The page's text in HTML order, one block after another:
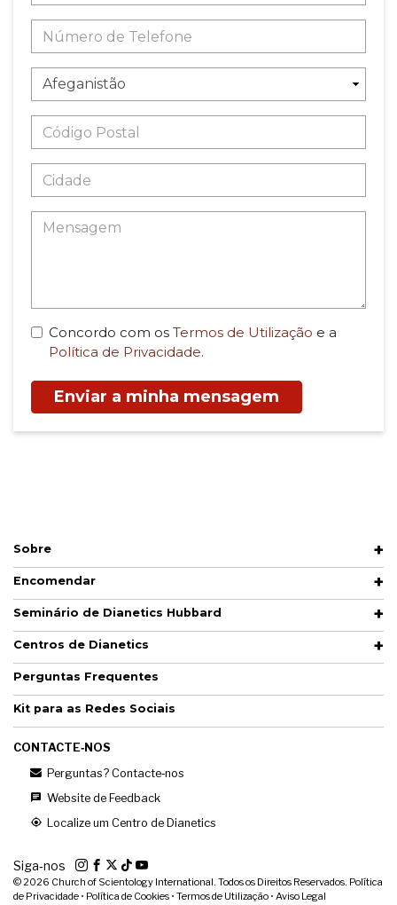
Concordo com os Termos de Utilização e a
Política de Privacidade.
Enviar a minha mensagem
Sobre
Encomendar
Seminário de Dianetics Hubbard
Centros de Dianetics
Perguntas Frequentes
Kit para as Redes Sociais
CONTACTE‑NOS
Perguntas? Contacte‑nos
Website de Feedback
Localize um Centro de Dianetics
Siga‑nos
© 2026 Church of Scientology International. Todos os Direitos Reservados. Política
de Privacidade • Política de Cookies • Termos de Utilização • Aviso Legal